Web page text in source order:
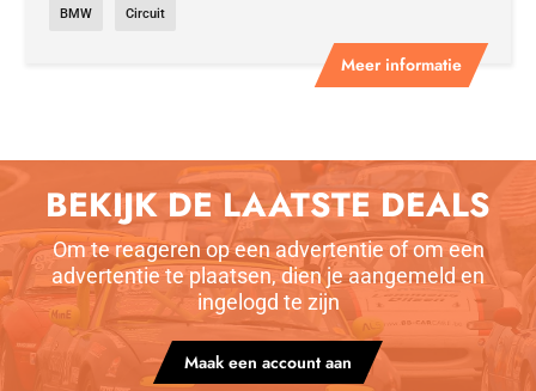
Meer informatie
BMW Circuit
BEKIJK DE LAATSTE DEALS
Om te reageren op een advertentie of om een
advertentie te plaatsen, dien je aangemeld en
ingelogd te zijn
Maak een account aan